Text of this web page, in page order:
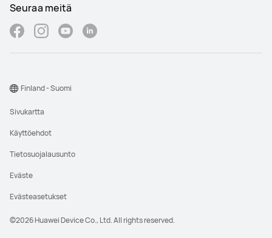
Seuraa meitä
©2026 Huawei Device Co., Ltd. All rights reserved.
Sivukartta
Käyttöehdot
Tietosuojalausunto
Eväste
Evästeasetukset
Finland - Suomi